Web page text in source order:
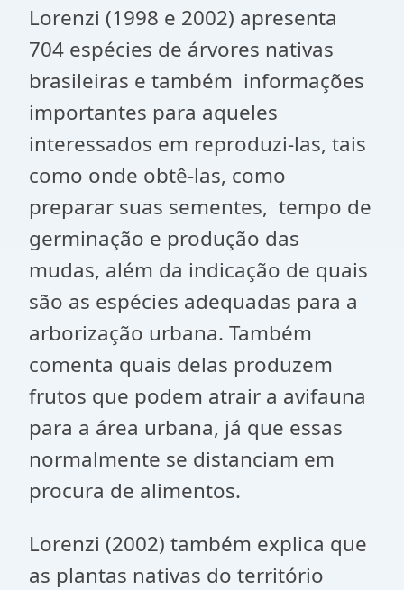
Lorenzi (1998 e 2002) apresenta
704 espécies de árvores nativas
brasileiras e também informações
importantes para aqueles
interessados em reproduzi-las, tais
como onde obtê-las, como
preparar suas sementes, tempo de
germinação e produção das
mudas, além da indicação de quais
são as espécies adequadas para a
arborização urbana. Também
comenta quais delas produzem
frutos que podem atrair a avifauna
para a área urbana, já que essas
normalmente se distanciam em
procura de alimentos.
Lorenzi (2002) também explica que
as plantas nativas do território